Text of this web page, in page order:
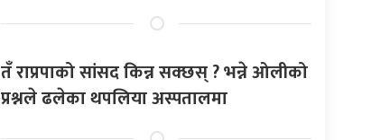
तँ राप्रपाको सांसद किन्न सक्छस् ? भन्ने ओलीको
प्रश्नले ढलेका थपलिया अस्पतालमा